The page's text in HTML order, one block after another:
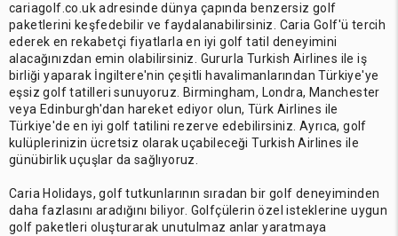
cariagolf.co.uk adresinde dünya çapında benzersiz golf
paketlerini keşfedebilir ve faydalanabilirsiniz. Caria Golf'ü tercih
ederek en rekabetçi fiyatlarla en iyi golf tatil deneyimini
alacağınızdan emin olabilirsiniz. Gururla Turkish Airlines ile iş
birliği yaparak İngiltere'nin çeşitli havalimanlarından Türkiye'ye
eşsiz golf tatilleri sunuyoruz. Birmingham, Londra, Manchester
veya Edinburgh'dan hareket ediyor olun, Türk Airlines ile
Türkiye'de en iyi golf tatilini rezerve edebilirsiniz. Ayrıca, golf
kulüplerinizin ücretsiz olarak uçabileceği Turkish Airlines ile
günübirlik uçuşlar da sağlıyoruz.
Caria Holidays, golf tutkunlarının sıradan bir golf deneyiminden
daha fazlasını aradığını biliyor. Golfçülerin özel isteklerine uygun
golf paketleri oluşturarak unutulmaz anlar yaratmaya